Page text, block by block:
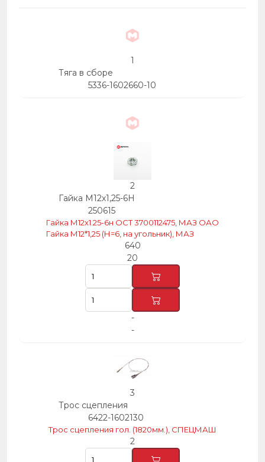
1
Тяга в сборе
5336-1602660-10
2
Гайка М12х1,25-6Н
250615
Гайка М12х1.25-6н ОСТ 3700112475, МАЗ ОАО
Гайка М12*1,25 (Н=6, на угольник), МАЗ
640
20
-
-
3
Трос сцепления
6422-1602130
Трос сцепления гол. (1820мм.), СПЕЦМАШ
2